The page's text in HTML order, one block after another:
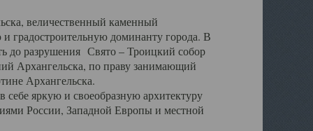
величественный каменный
градостроительную доминанту города. В
до разрушения Свято – Троицкий собор
Архангельска, по праву занимающий
Архангельска.
яркую и своеобразную архитектуру
России, Западной Европы и местной